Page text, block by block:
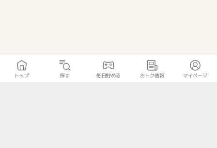
トップ 探す 毎日貯める おトク情報 マイページ